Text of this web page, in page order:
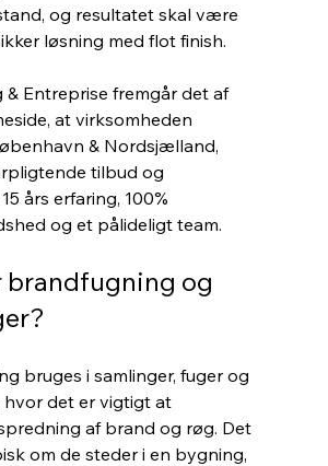
og resultatet skal være
løsning med flot finish.
& Entreprise fremgår det af
at virksomheden
& Nordsjælland,
tilbud og
års erfaring, 100%
og et pålideligt team.
brandfugning og
bruges i samlinger, fuger og
hvor det er vigtigt at
af brand og røg. Det
om de steder i en bygning,